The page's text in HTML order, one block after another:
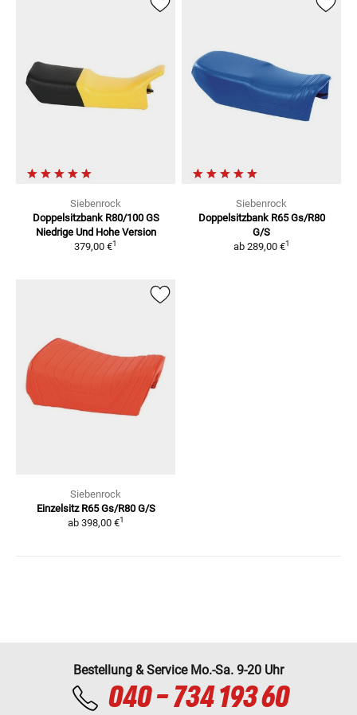
Siebenrock
Doppelsitzbank R80/100 GS
Niedrige Und Hohe Version
379,00 €1
Siebenrock
Doppelsitzbank R65 Gs/R80
G/S
ab 289,00 €1
Siebenrock
Einzelsitz R65 Gs/R80 G/S
ab 398,00 €1
Bestellung & Service Mo.-Sa. 9-20 Uhr
040 - 734 193 60